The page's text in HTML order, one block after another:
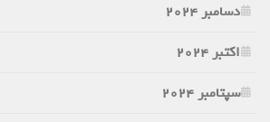
دسامبر 2024
اکتبر 2024
سپتامبر 2024